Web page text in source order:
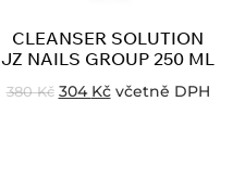
CLEANSER SOLUTION
JZ NAILS GROUP 250 ML
380Kč 304 Kč včetně DPH